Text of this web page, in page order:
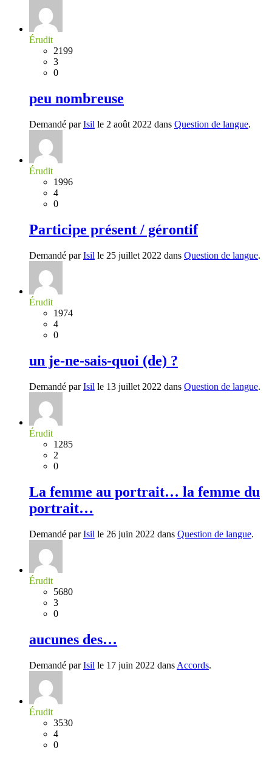
Érudit
2199
3
0
peu nombreuse
Demandé parIsil le 2 août 2022 dans Question de langue.
Érudit
1996
4
0
Participe présent / gérontif
Demandé parIsil le 25 juillet 2022 dans Question de langue.
Érudit
1974
4
0
un je-ne-sais-quoi (de) ?
Demandé parIsil le 13 juillet 2022 dans Question de langue.
Érudit
1285
2
0
La femme au portrait… la femme du
portrait…
Demandé parIsil le 26 juin 2022 dans Question de langue.
Érudit
5680
3
0
aucunes des…
Demandé parIsil le 17 juin 2022 dans Accords.
Érudit
3530
4
0